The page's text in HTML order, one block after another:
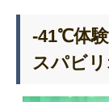
-41℃体
スパビ